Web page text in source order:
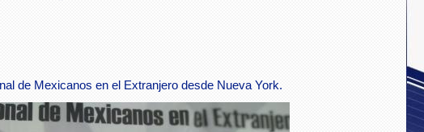
de Mexicanos en el Extranjero desde Nueva York.